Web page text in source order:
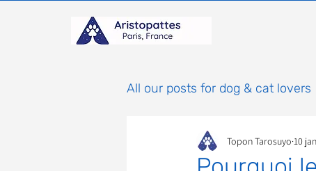
All our posts for dog & cat lovers
Comportement & Éducation
Topon Tarosuyo 10